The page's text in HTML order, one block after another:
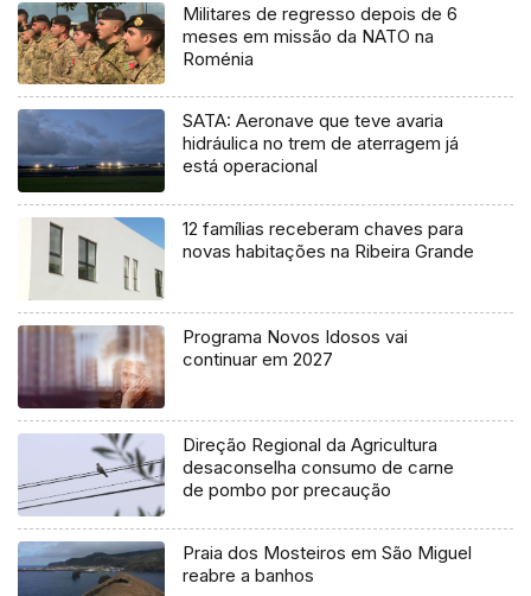
Militares de regresso depois de 6
meses em missão da NATO na
Roménia
SATA: Aeronave que teve avaria
hidráulica no trem de aterragem já
está operacional
12 famílias receberam chaves para
novas habitações na Ribeira Grande
Programa Novos Idosos vai
continuar em 2027
Direção Regional da Agricultura
desaconselha consumo de carne
de pombo por precaução
Praia dos Mosteiros em São Miguel
reabre a banhos